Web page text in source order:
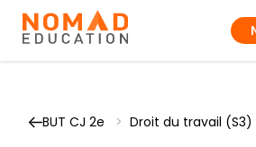
BUT CJ 2e > Droit du travail (S3)